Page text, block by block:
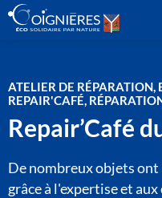
ATELIER DE RÉPARATION,
REPAIR'CAFÉ,
Repair’Café
De nombreux objets
grâce à l'expertise et